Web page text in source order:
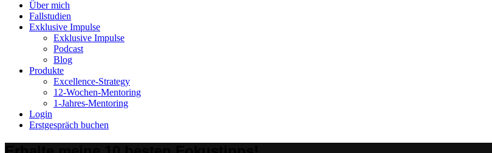
Close
Menu
Über mich
Fallstudien
Exklusive Impulse
Exklusive Impulse
Podcast
Blog
Produkte
Excellence-Strategy
12-Wochen-Mentoring
1-Jahres-Mentoring
Login
Erstgespräch buchen